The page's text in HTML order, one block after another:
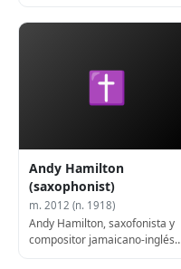
✝
Andy Hamilton
(saxophonist)
m. 2012 (n. 1918)
Andy Hamilton, saxofonista y
compositor jamaicano-inglés